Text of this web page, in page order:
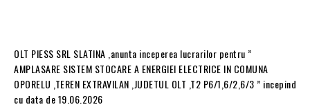
OLT PIESS SRL SLATINA ,anunta inceperea lucrarilor pentru ”
AMPLASARE SISTEM STOCARE A ENERGIEI ELECTRICE IN COMUNA
OPORELU ,TEREN EXTRAVILAN ,JUDETUL OLT ,T2 P6/1,6/2,6/3 ” incepind
cu data de 19.06.2026